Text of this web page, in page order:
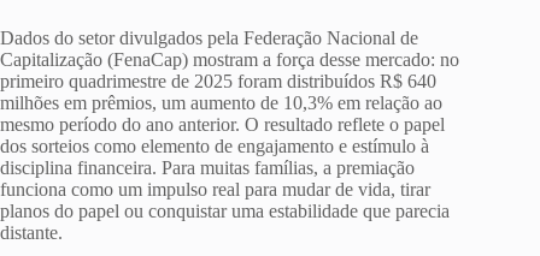
Dados do setor divulgados pela Federação Nacional de
Capitalização (FenaCap) mostram a força desse mercado: no
primeiro quadrimestre de 2025 foram distribuídos R$ 640
milhões em prêmios, um aumento de 10,3% em relação ao
mesmo período do ano anterior. O resultado reflete o papel
dos sorteios como elemento de engajamento e estímulo à
disciplina financeira. Para muitas famílias, a premiação
funciona como um impulso real para mudar de vida, tirar
planos do papel ou conquistar uma estabilidade que parecia
distante.